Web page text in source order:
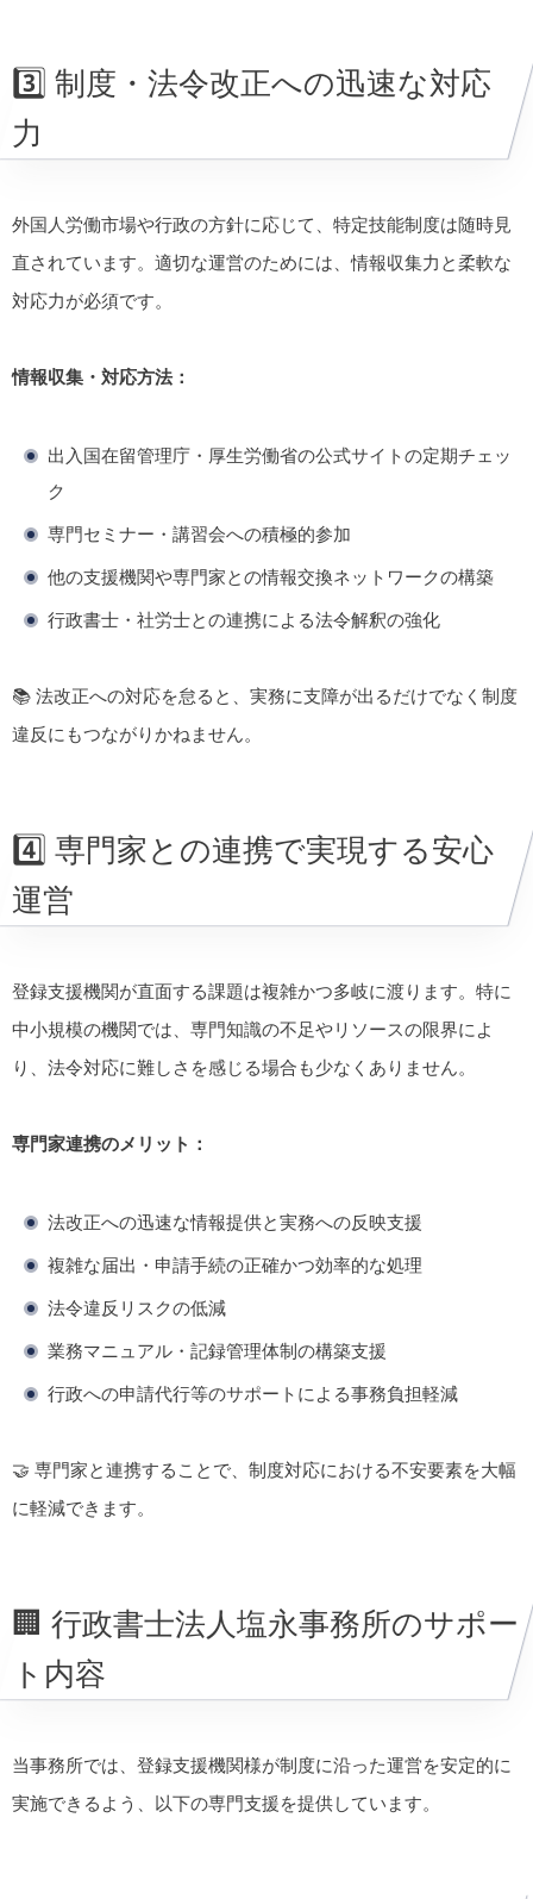
3️⃣ 制度・法令改正への迅速な対応
力
外国人労働市場や行政の方針に応じて、特定技能制度は随時見
直されています。適切な運営のためには、情報収集力と柔軟な
対応力が必須です。
情報収集・対応方法：
出入国在留管理庁・厚生労働省の公式サイトの定期チェッ
ク
専門セミナー・講習会への積極的参加
他の支援機関や専門家との情報交換ネットワークの構築
行政書士・社労士との連携による法令解釈の強化
📚 法改正への対応を怠ると、実務に支障が出るだけでなく制度
違反にもつながりかねません。
4️⃣ 専門家との連携で実現する安心
運営
登録支援機関が直面する課題は複雑かつ多岐に渡ります。特に
中小規模の機関では、専門知識の不足やリソースの限界によ
り、法令対応に難しさを感じる場合も少なくありません。
専門家連携のメリット：
法改正への迅速な情報提供と実務への反映支援
複雑な届出・申請手続の正確かつ効率的な処理
法令違反リスクの低減
業務マニュアル・記録管理体制の構築支援
行政への申請代行等のサポートによる事務負担軽減
🤝 専門家と連携することで、制度対応における不安要素を大幅
に軽減できます。
🏢 行政書士法人塩永事務所のサポー
ト内容
当事務所では、登録支援機関様が制度に沿った運営を安定的に
実施できるよう、以下の専門支援を提供しています。